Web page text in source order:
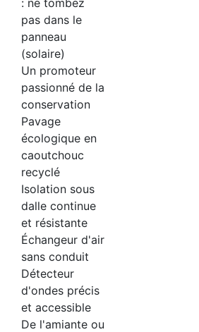
pas dans le
panneau
(solaire)
Un promoteur
passionné de la
conservation
Pavage
écologique en
caoutchouc
recyclé
Isolation sous
dalle continue
et résistante
Échangeur d'air
sans conduit
Détecteur
d'ondes précis
et accessible
De l'amiante ou